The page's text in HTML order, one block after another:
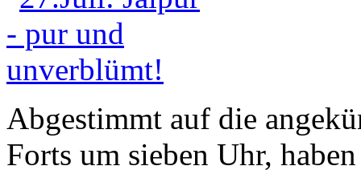
Abgestimmt auf die
Forts um sieben Uhr,